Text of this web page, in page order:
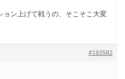
ョン上げて戦うの、そこそこ大変
#193582